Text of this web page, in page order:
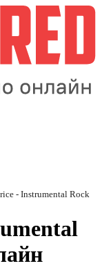
- Instrumental Rock